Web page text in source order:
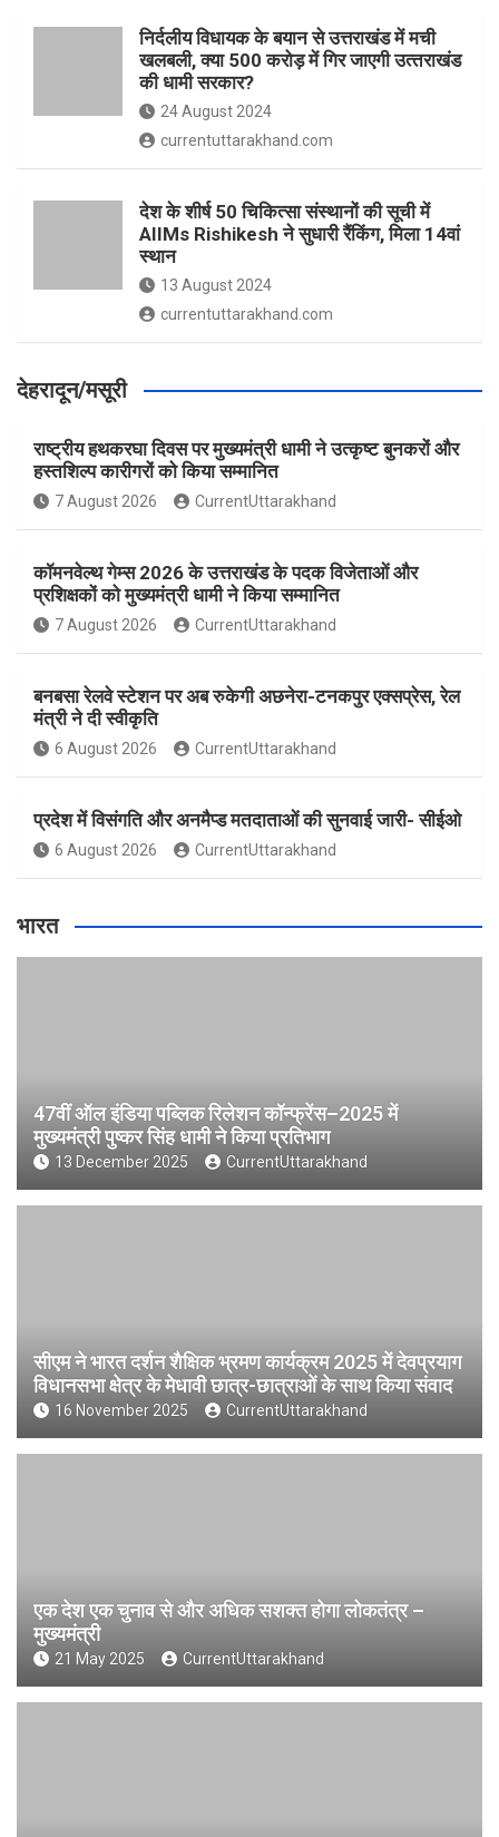
निर्दलीय विधायक के बयान से उत्तराखंड में मची
खलबली, क्‍या 500 करोड़ में गिर जाएगी उत्‍तराखंड
की धामी सरकार?
24 August 2024
currentuttarakhand.com
देश के शीर्ष 50 चिकित्सा संस्थानों की सूची में
AIIMs Rishikesh ने सुधारी रैंकिंग, मिला 14वां
स्थान
13 August 2024
currentuttarakhand.com
देहरादून/मसूरी
राष्ट्रीय हथकरघा दिवस पर मुख्यमंत्री धामी ने उत्कृष्ट बुनकरों और
हस्तशिल्प कारीगरों को किया सम्मानित
7 August 2026 CurrentUttarakhand
कॉमनवेल्थ गेम्स 2026 के उत्तराखंड के पदक विजेताओं और
प्रशिक्षकों को मुख्यमंत्री धामी ने किया सम्मानित
7 August 2026 CurrentUttarakhand
बनबसा रेलवे स्टेशन पर अब रुकेगी अछनेरा-टनकपुर एक्सप्रेस, रेल
मंत्री ने दी स्वीकृति
6 August 2026 CurrentUttarakhand
प्रदेश में विसंगति और अनमैप्ड मतदाताओं की सुनवाई जारी- सीईओ
6 August 2026 CurrentUttarakhand
भारत
47वीं ऑल इंडिया पब्लिक रिलेशन कॉन्फ्रेंस–2025 में
मुख्यमंत्री पुष्कर सिंह धामी ने किया प्रतिभाग
13 December 2025 CurrentUttarakhand
सीएम ने भारत दर्शन शैक्षिक भ्रमण कार्यक्रम 2025 में देवप्रयाग
विधानसभा क्षेत्र के मेधावी छात्र-छात्राओं के साथ किया संवाद
16 November 2025 CurrentUttarakhand
एक देश एक चुनाव से और अधिक सशक्त होगा लोकतंत्र –
मुख्यमंत्री
21 May 2025 CurrentUttarakhand